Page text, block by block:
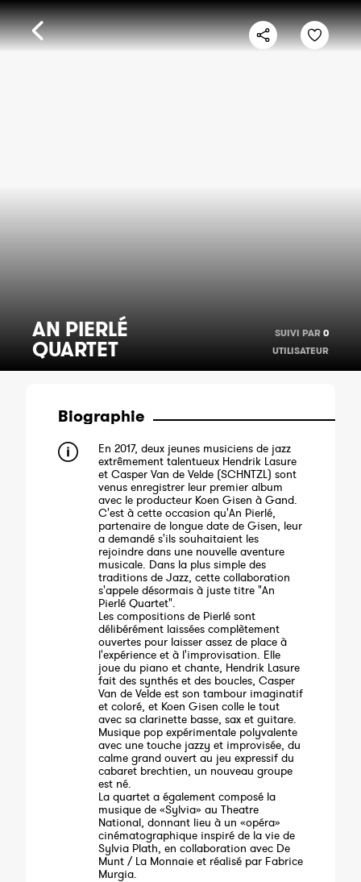
AN PIERLÉ
QUARTET
SUIVI PAR 0
UTILISATEUR
Biographie
En 2017, deux jeunes musiciens de jazz
extrêmement talentueux Hendrik Lasure
et Casper Van de Velde (SCHNTZL) sont
venus enregistrer leur premier album
avec le producteur Koen Gisen à Gand.
C'est à cette occasion qu'An Pierlé,
partenaire de longue date de Gisen, leur
a demandé s'ils souhaitaient les
rejoindre dans une nouvelle aventure
musicale. Dans la plus simple des
traditions de Jazz, cette collaboration
s'appele désormais à juste titre "An
Pierlé Quartet".
Les compositions de Pierlé sont
délibérément laissées complètement
ouvertes pour laisser assez de place à
l'expérience et à l'improvisation. Elle
joue du piano et chante, Hendrik Lasure
fait des synthés et des boucles, Casper
Van de Velde est son tambour imaginatif
et coloré, et Koen Gisen colle le tout
avec sa clarinette basse, sax et guitare.
Musique pop expérimentale polyvalente
avec une touche jazzy et improvisée, du
calme grand ouvert au jeu expressif du
cabaret brechtien, un nouveau groupe
est né.
La quartet a également composé la
musique de «Sylvia» au Theatre
National, donnant lieu à un «opéra»
cinématographique inspiré de la vie de
Sylvia Plath, en collaboration avec De
Munt / La Monnaie et réalisé par Fabrice
Murgia.